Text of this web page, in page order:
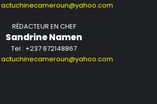
actuchinecameroun@yahoo.com
RÉDACTEUR EN CHEF
Sandrine Namen
Tel : +237 672148867
actuchinecameroun@yahoo.com